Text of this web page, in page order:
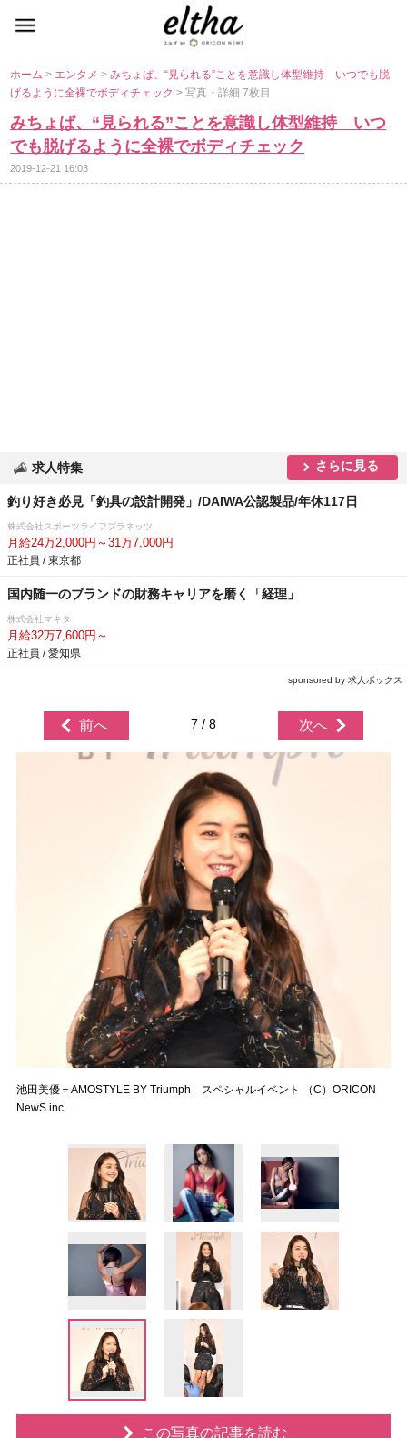
ホーム> エンタメ>みちょぱ、“見られる”ことを意識し体型維持 いつでも脱
げるように全裸でボディチェック> 写真・詳細 7枚目
みちょぱ、“見られる”ことを意識し体型維持 いつ
でも脱げるように全裸でボディチェック
2019-12-21 16:03
求人特集 さらに見る
釣り好き必見「釣具の設計開発」/DAIWA公認製品/年休117日
株式会社スポーツライフプラネッツ
月給24万2,000円～31万7,000円
正社員 / 東京都
国内随一のブランドの財務キャリアを磨く「経理」
株式会社マキタ
月給32万7,600円～
正社員 / 愛知県
sponsored by 求人ボックス
前へ 7 / 8 次へ
池田美優＝AMOSTYLE BY Triumph スペシャルイベント （C）ORICON
NewS inc.
この写真の記事を読む